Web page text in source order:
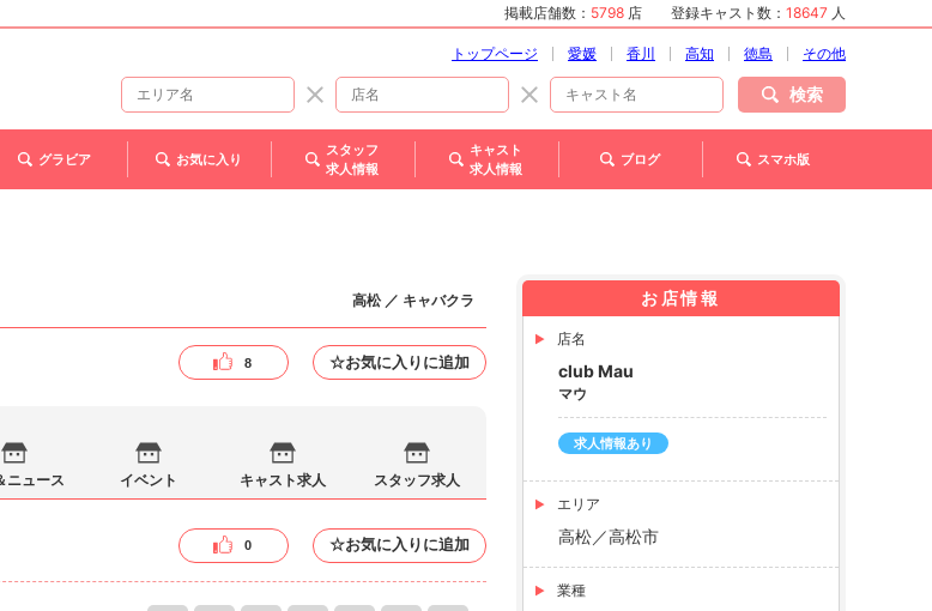
掲載店舗数： 5798 店 登録キャスト数： 18647 人
トップページ 愛媛 香川 高知 徳島 その他
検索
グラビア お気に入り
スタッフ
求人情報
キャスト
求人情報
ブログ スマホ版
高松 ／ キャバクラ
8 ☆お気に入りに追加
ニュース イベント キャスト求人 スタッフ求人
0 ☆お気に入りに追加
お店情報
店名
club Mau
マウ
求人情報あり
エリア
高松／高松市
業種